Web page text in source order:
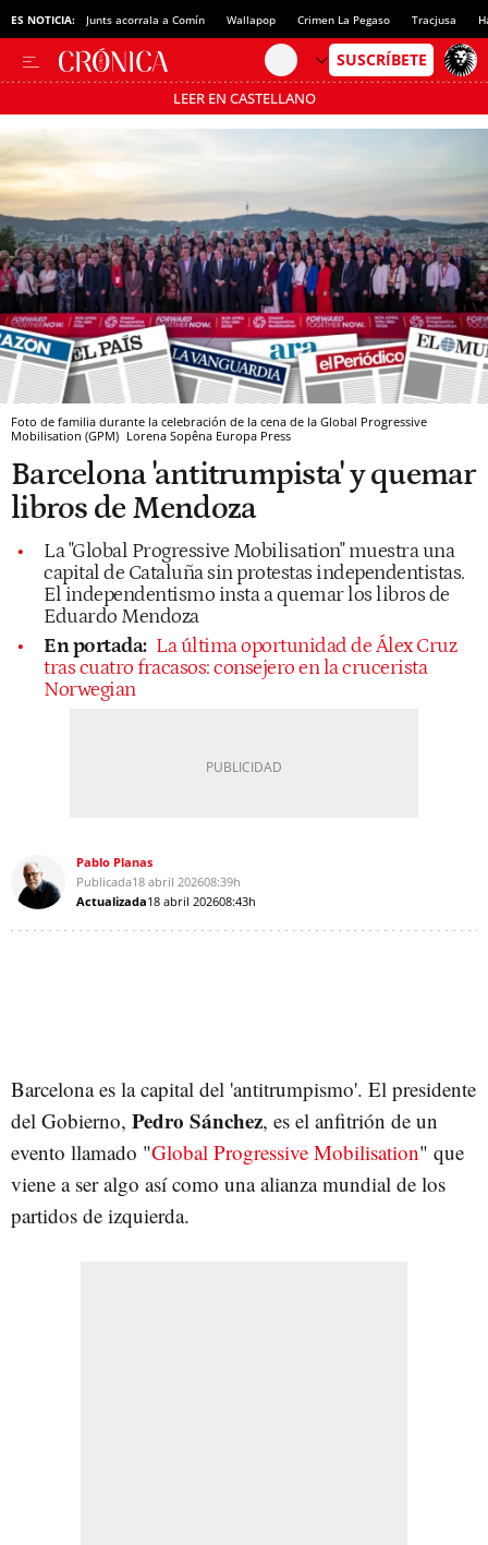
ES NOTICIA: Junts acorrala a Comín Wallapop Crimen La Pegaso Tracjusa
LEER EN CASTELLANO
Pásate al MODO AHORRO
Foto de familia durante la celebración de la cena de la Global Progressive
Mobilisation (GPM) Lorena Sopêna Europa Press
Barcelona 'antitrumpista' y quemar
libros de Mendoza
La "Global Progressive Mobilisation" muestra una
capital de Cataluña sin protestas independentistas.
El independentismo insta a quemar los libros de
Eduardo Mendoza
En portada: La última oportunidad de Álex Cruz
tras cuatro fracasos: consejero en la crucerista
Norwegian
Pablo Planas
Publicada18 abril 202608:39h
Actualizada18 abril 202608:43h
Barcelona es la capital del 'antitrumpismo'. El presidente
del Gobierno, Pedro Sánchez, es el anfitrión de un
evento llamado "Global Progressive Mobilisation" que
viene a ser algo así como una alianza mundial de los
partidos de izquierda.